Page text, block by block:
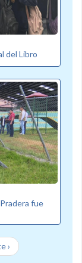
del Libro
fue
›